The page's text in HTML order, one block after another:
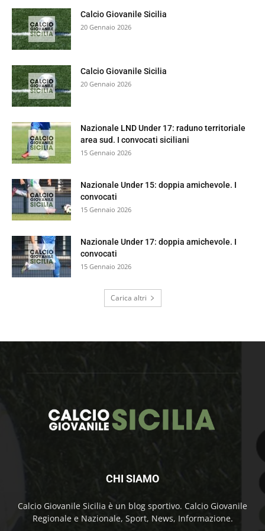
Calcio Giovanile Sicilia
20 Gennaio 2026
Calcio Giovanile Sicilia
20 Gennaio 2026
Nazionale LND Under 17: raduno territoriale
area sud. I convocati siciliani
15 Gennaio 2026
Nazionale Under 15: doppia amichevole. I
convocati
15 Gennaio 2026
Nazionale Under 17: doppia amichevole. I
convocati
15 Gennaio 2026
Carica altri
CHI SIAMO
Calcio Giovanile Sicilia è un blog sportivo. Calcio Giovanile
Regionale e Nazionale, Sport, News, Informazione.